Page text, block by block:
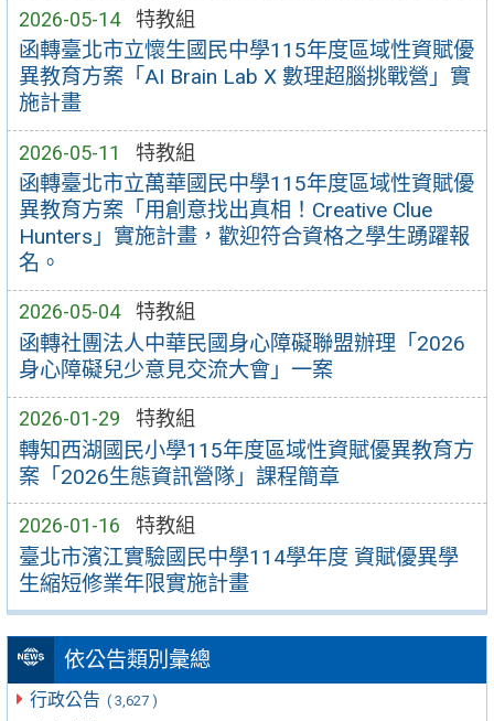
2026-05-14 特教組
函轉臺北市立懷生國民中學115年度區域性資賦優
異教育方案「AI Brain Lab X 數理超腦挑戰營」實
施計畫
2026-05-11 特教組
函轉臺北市立萬華國民中學115年度區域性資賦優
異教育方案「用創意找出真相！Creative Clue
Hunters」實施計畫，歡迎符合資格之學生踴躍報
名。
2026-05-04 特教組
函轉社團法人中華民國身心障礙聯盟辦理「2026
身心障礙兒少意見交流大會」一案
2026-01-29 特教組
轉知西湖國民小學115年度區域性資賦優異教育方
案「2026生態資訊營隊」課程簡章
2026-01-16 特教組
臺北市濱江實驗國民中學114學年度 資賦優異學
生縮短修業年限實施計畫
依公告類別彙總
行政公告 ( 3,627 )